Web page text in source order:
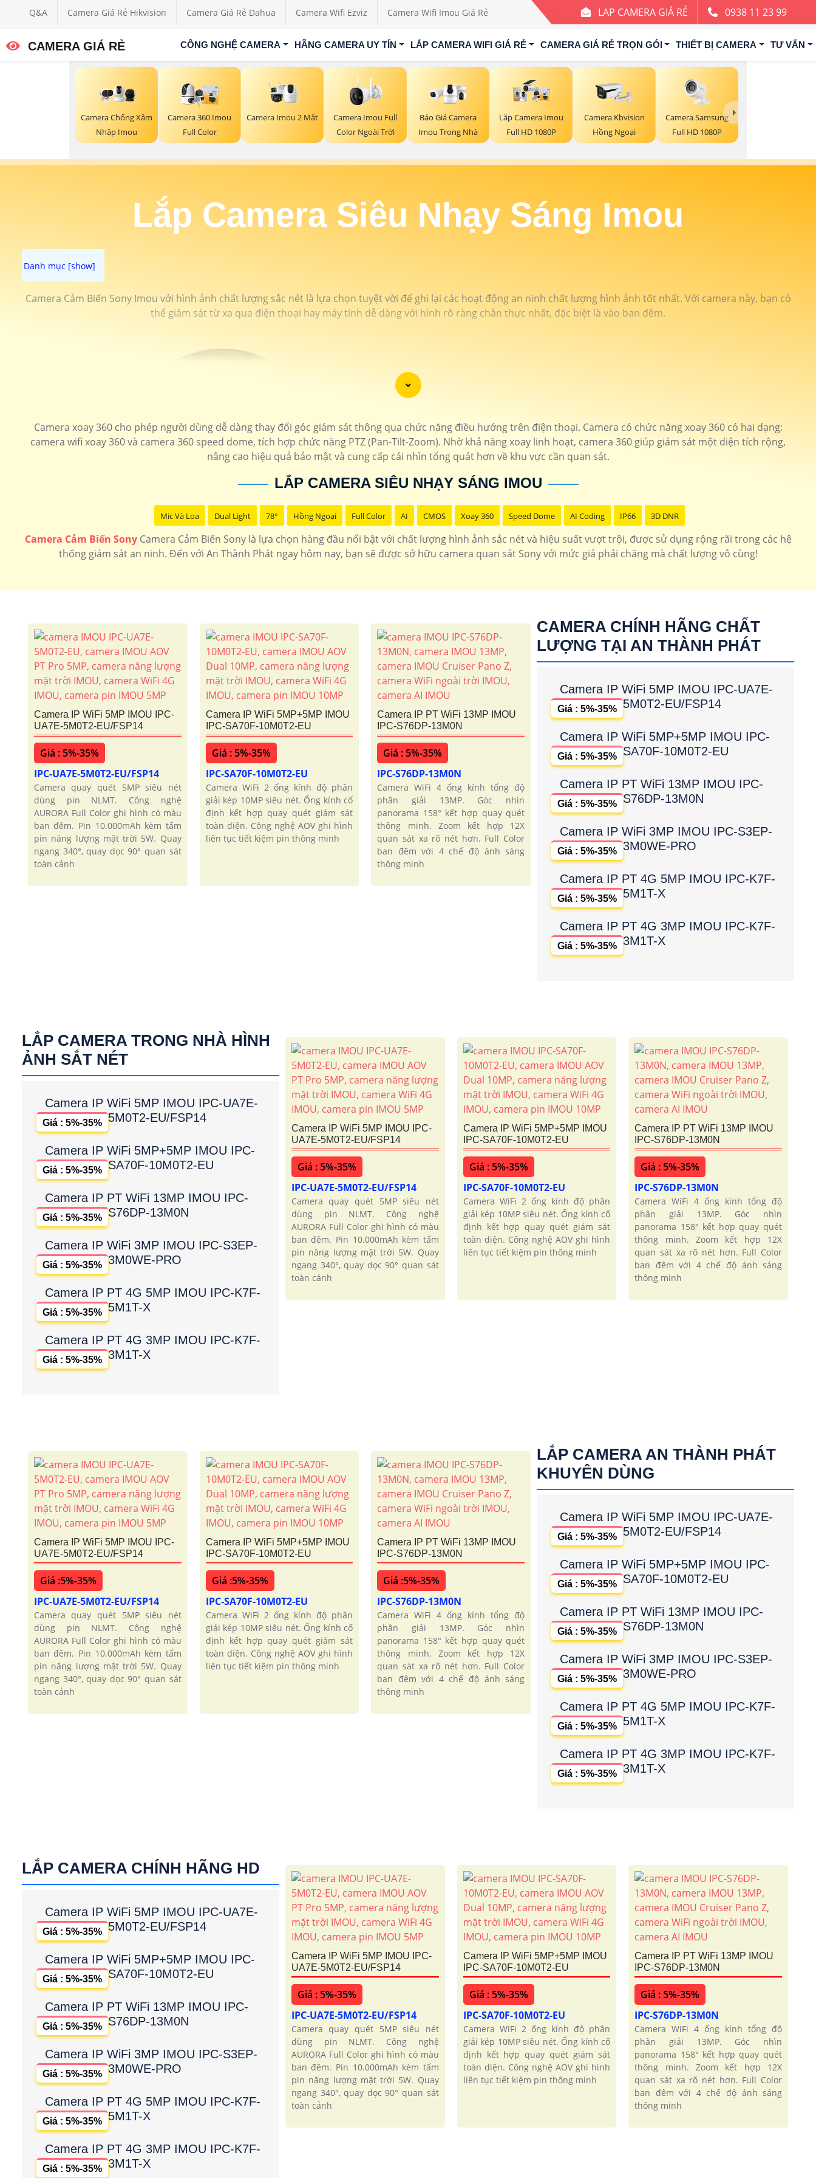
Q&A Camera Giá Rẻ Hikvision Camera Giá Rẻ Dahua Camera Wifi Ezviz Camera Wifi Imou Giá Rẻ LAP CAMERA GIÁ RẺ 0938 11 23 99
CAMERA GIÁ RẺ CÔNG NGHỆ CAMERA HÃNG CAMERA UY TÍN LẮP CAMERA WIFI GIÁ RẺ CAMERA GIÁ RẺ TRỌN GÓI THIẾT BỊ CAMERA TƯ VẤN
Camera Chống Xâm
Nhập Imou
Camera 360 Imou
Full Color
Camera Imou 2 Mắt
Camera Imou Full
Color Ngoài Trời
Báo Giá Camera
Imou Trong Nhà
Lắp Camera Imou
Full HD 1080P
Camera Kbvision
Hồng Ngoại
Camera Samsung
Full HD 1080P
Lắp Camera Siêu Nhạy Sáng Imou
Camera Cảm Biến Sony Imou với hình ảnh chất lượng sắc nét là lựa chọn tuyệt vời để ghi lại các hoạt động an ninh chất lượng hình ảnh tốt nhất. Với camera này, bạn có
thể giám sát từ xa qua điện thoại hay máy tính dễ dàng với hình rõ ràng chân thực nhất, đặc biệt là vào ban đêm.
'
Camera xoay 360 cho phép người dùng dễ dàng thay đổi góc giám sát thông qua chức năng điều hướng trên điện thoại. Camera có chức năng xoay 360 có hai dạng:
camera wifi xoay 360 và camera 360 speed dome, tích hợp chức năng PTZ (Pan-Tilt-Zoom). Nhờ khả năng xoay linh hoạt, camera 360 giúp giám sát một diện tích rộng,
nâng cao hiệu quả bảo mật và cung cấp cái nhìn tổng quát hơn về khu vực cần quan sát.
LẮP CAMERA SIÊU NHẠY SÁNG IMOU
Mic Và Loa Dual Light 78° Hồng Ngoại Full Color AI CMOS Xoay 360 Speed Dome AI Coding IP66 3D DNR
Camera Cảm Biến SonyCamera Cảm Biến Sony là lựa chọn hàng đầu nổi bật với chất lượng hình ảnh sắc nét và hiệu suất vượt trội, được sử dụng rộng rãi trong các hệ
thống giám sát an ninh. Đến với An Thành Phát ngay hôm nay, bạn sẽ được sở hữu camera quan sát Sony với mức giá phải chăng mà chất lượng vô cùng!
Camera IP WiFi 5MP IMOU IPC-
UA7E-5M0T2-EU/FSP14
Giá : 5%-35%
IPC-UA7E-5M0T2-EU/FSP14
Camera quay quét 5MP siêu nét
dùng pin NLMT. Công nghệ
AURORA Full Color ghi hình có màu
ban đêm. Pin 10.000mAh kèm tấm
pin năng lượng mặt trời 5W. Quay
ngang 340°, quay dọc 90° quan sát
toàn cảnh
Camera IP WiFi 5MP+5MP IMOU
IPC-SA70F-10M0T2-EU
Giá : 5%-35%
IPC-SA70F-10M0T2-EU
Camera WiFi 2 ống kính độ phân
giải kép 10MP siêu nét. Ống kính cố
định kết hợp quay quét giám sát
toàn diện. Công nghệ AOV ghi hình
liên tục tiết kiệm pin thông minh
Camera IP PT WiFi 13MP IMOU
IPC-S76DP-13M0N
Giá : 5%-35%
IPC-S76DP-13M0N
Camera WiFi 4 ống kính tổng độ
phân giải 13MP. Góc nhìn
panorama 158° kết hợp quay quét
thông minh. Zoom kết hợp 12X
quan sát xa rõ nét hơn. Full Color
ban đêm với 4 chế độ ánh sáng
thông minh
CAMERA CHÍNH HÃNG CHẤT
LƯỢNG TẠI AN THÀNH PHÁT
Camera IP WiFi 5MP IMOU IPC-UA7E-
5M0T2-EU/FSP14
Giá : 5%-35%
Camera IP WiFi 5MP+5MP IMOU IPC-
SA70F-10M0T2-EU
Giá : 5%-35%
Camera IP PT WiFi 13MP IMOU IPC-
S76DP-13M0N
Giá : 5%-35%
Camera IP WiFi 3MP IMOU IPC-S3EP-
3M0WE-PRO
Giá : 5%-35%
Camera IP PT 4G 5MP IMOU IPC-K7F-
5M1T-X
Giá : 5%-35%
Camera IP PT 4G 3MP IMOU IPC-K7F-
3M1T-X
Giá : 5%-35%
LẮP CAMERA TRONG NHÀ HÌNH
ẢNH SẮT NÉT
Camera IP WiFi 5MP IMOU IPC-UA7E-
5M0T2-EU/FSP14
Giá : 5%-35%
Camera IP WiFi 5MP+5MP IMOU IPC-
SA70F-10M0T2-EU
Giá : 5%-35%
Camera IP PT WiFi 13MP IMOU IPC-
S76DP-13M0N
Giá : 5%-35%
Camera IP WiFi 3MP IMOU IPC-S3EP-
3M0WE-PRO
Giá : 5%-35%
Camera IP PT 4G 5MP IMOU IPC-K7F-
5M1T-X
Giá : 5%-35%
Camera IP PT 4G 3MP IMOU IPC-K7F-
3M1T-X
Giá : 5%-35%
Camera IP WiFi 5MP IMOU IPC-
UA7E-5M0T2-EU/FSP14
Giá : 5%-35%
IPC-UA7E-5M0T2-EU/FSP14
Camera quay quét 5MP siêu nét
dùng pin NLMT. Công nghệ
AURORA Full Color ghi hình có màu
ban đêm. Pin 10.000mAh kèm tấm
pin năng lượng mặt trời 5W. Quay
ngang 340°, quay dọc 90° quan sát
toàn cảnh
Camera IP WiFi 5MP+5MP IMOU
IPC-SA70F-10M0T2-EU
Giá : 5%-35%
IPC-SA70F-10M0T2-EU
Camera WiFi 2 ống kính độ phân
giải kép 10MP siêu nét. Ống kính cố
định kết hợp quay quét giám sát
toàn diện. Công nghệ AOV ghi hình
liên tục tiết kiệm pin thông minh
Camera IP PT WiFi 13MP IMOU
IPC-S76DP-13M0N
Giá : 5%-35%
IPC-S76DP-13M0N
Camera WiFi 4 ống kính tổng độ
phân giải 13MP. Góc nhìn
panorama 158° kết hợp quay quét
thông minh. Zoom kết hợp 12X
quan sát xa rõ nét hơn. Full Color
ban đêm với 4 chế độ ánh sáng
thông minh
Camera IP WiFi 5MP IMOU IPC-
UA7E-5M0T2-EU/FSP14
Giá :5%-35%
IPC-UA7E-5M0T2-EU/FSP14
Camera quay quét 5MP siêu nét
dùng pin NLMT. Công nghệ
AURORA Full Color ghi hình có màu
ban đêm. Pin 10.000mAh kèm tấm
pin năng lượng mặt trời 5W. Quay
ngang 340°, quay dọc 90° quan sát
toàn cảnh
Camera IP WiFi 5MP+5MP IMOU
IPC-SA70F-10M0T2-EU
Giá :5%-35%
IPC-SA70F-10M0T2-EU
Camera WiFi 2 ống kính độ phân
giải kép 10MP siêu nét. Ống kính cố
định kết hợp quay quét giám sát
toàn diện. Công nghệ AOV ghi hình
liên tục tiết kiệm pin thông minh
Camera IP PT WiFi 13MP IMOU
IPC-S76DP-13M0N
Giá :5%-35%
IPC-S76DP-13M0N
Camera WiFi 4 ống kính tổng độ
phân giải 13MP. Góc nhìn
panorama 158° kết hợp quay quét
thông minh. Zoom kết hợp 12X
quan sát xa rõ nét hơn. Full Color
ban đêm với 4 chế độ ánh sáng
thông minh
LẮP CAMERA AN THÀNH PHÁT
KHUYÊN DÙNG
Camera IP WiFi 5MP IMOU IPC-UA7E-
5M0T2-EU/FSP14
Giá : 5%-35%
Camera IP WiFi 5MP+5MP IMOU IPC-
SA70F-10M0T2-EU
Giá : 5%-35%
Camera IP PT WiFi 13MP IMOU IPC-
S76DP-13M0N
Giá : 5%-35%
Camera IP WiFi 3MP IMOU IPC-S3EP-
3M0WE-PRO
Giá : 5%-35%
Camera IP PT 4G 5MP IMOU IPC-K7F-
5M1T-X
Giá : 5%-35%
Camera IP PT 4G 3MP IMOU IPC-K7F-
3M1T-X
Giá : 5%-35%
LẮP CAMERA CHÍNH HÃNG HD
Camera IP WiFi 5MP IMOU IPC-UA7E-
5M0T2-EU/FSP14
Giá : 5%-35%
Camera IP WiFi 5MP+5MP IMOU IPC-
SA70F-10M0T2-EU
Giá : 5%-35%
Camera IP PT WiFi 13MP IMOU IPC-
S76DP-13M0N
Giá : 5%-35%
Camera IP WiFi 3MP IMOU IPC-S3EP-
3M0WE-PRO
Giá : 5%-35%
Camera IP PT 4G 5MP IMOU IPC-K7F-
5M1T-X
Giá : 5%-35%
Camera IP PT 4G 3MP IMOU IPC-K7F-
3M1T-X
Giá : 5%-35%
Camera IP WiFi 5MP IMOU IPC-
UA7E-5M0T2-EU/FSP14
Giá : 5%-35%
IPC-UA7E-5M0T2-EU/FSP14
Camera quay quét 5MP siêu nét
dùng pin NLMT. Công nghệ
AURORA Full Color ghi hình có màu
ban đêm. Pin 10.000mAh kèm tấm
pin năng lượng mặt trời 5W. Quay
ngang 340°, quay dọc 90° quan sát
toàn cảnh
Camera IP WiFi 5MP+5MP IMOU
IPC-SA70F-10M0T2-EU
Giá : 5%-35%
IPC-SA70F-10M0T2-EU
Camera WiFi 2 ống kính độ phân
giải kép 10MP siêu nét. Ống kính cố
định kết hợp quay quét giám sát
toàn diện. Công nghệ AOV ghi hình
liên tục tiết kiệm pin thông minh
Camera IP PT WiFi 13MP IMOU
IPC-S76DP-13M0N
Giá : 5%-35%
IPC-S76DP-13M0N
Camera WiFi 4 ống kính tổng độ
phân giải 13MP. Góc nhìn
panorama 158° kết hợp quay quét
thông minh. Zoom kết hợp 12X
quan sát xa rõ nét hơn. Full Color
ban đêm với 4 chế độ ánh sáng
thông minh